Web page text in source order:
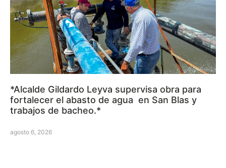
*Alcalde Gildardo Leyva supervisa obra para
fortalecer el abasto de agua en San Blas y
trabajos de bacheo.*
agosto 6, 2026